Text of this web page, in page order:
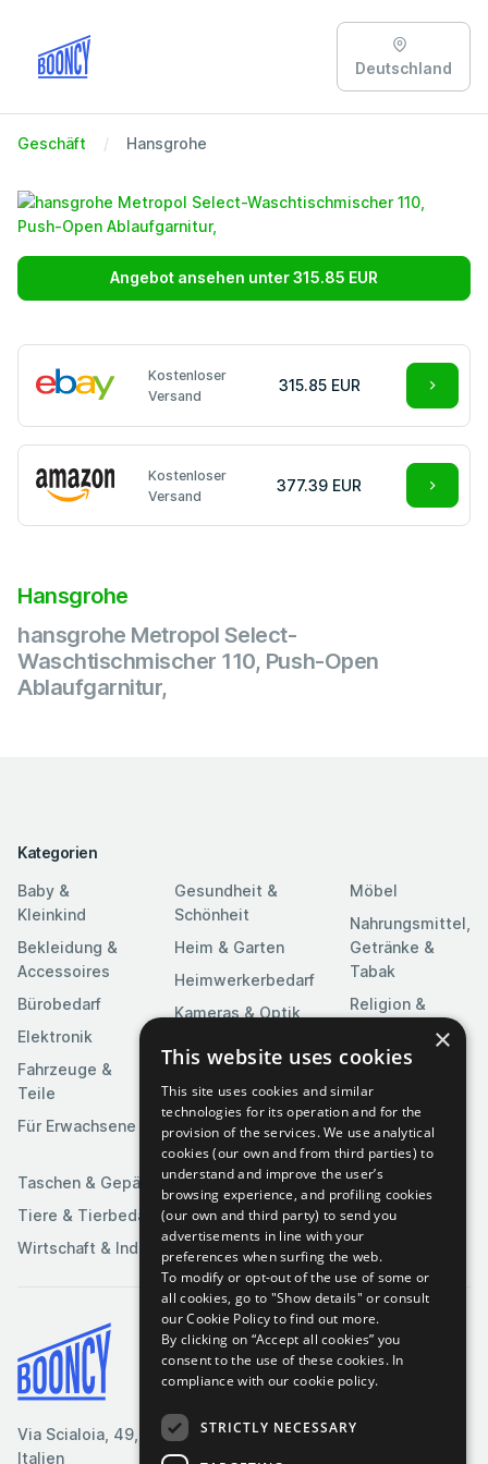
Deutschland
Geschäft Hansgrohe
Angebot ansehen unter 315.85 EUR
Kostenloser
Versand
315.85 EUR
Kostenloser
Versand
377.39 EUR
Hansgrohe
hansgrohe Metropol Select-
Waschtischmischer 110, Push-Open
Ablaufgarnitur,
Kategorien
Baby &
Kleinkind
Bekleidung &
Accessoires
Bürobedarf
Elektronik
Fahrzeuge &
Teile
Für Erwachsene
Gesundheit &
Schönheit
Heim & Garten
Heimwerkerbedarf
Kameras & Optik
Kunst &
Unterhaltung
Medien
Möbel
Nahrungsmittel,
Getränke &
Tabak
Religion &
Feierlichkeiten
Software
Spielzeuge &
Spiele
Sportartikel
Taschen & Gepäck
Tiere & Tierbedarf
Wirtschaft & Industrie
Via Scialoia, 49, Florenz,
Italien
Bedingungen & Konditionen
Cookie-Richtlinie
Datenschutzrichtlinie
×
This website uses cookies
This site uses cookies and similar
technologies for its operation and for the
provision of the services. We use analytical
cookies (our own and from third parties) to
understand and improve the user’s
browsing experience, and profiling cookies
(our own and third party) to send you
advertisements in line with your
preferences when surfing the web.
To modify or opt-out of the use of some or
all cookies, go to "Show details" or consult
our Cookie Policy to find out more.
By clicking on “Accept all cookies” you
consent to the use of these cookies. In
compliance with our cookie policy.
STRICTLY NECESSARY